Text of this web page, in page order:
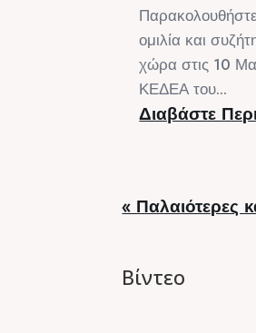
ομιλία και
χώρα στις 10
ΚΕΔΕΑ του...
Διαβάστε
« Παλαιότερες
Βίντεο